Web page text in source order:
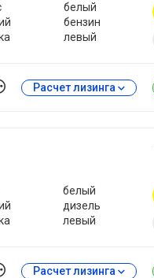
белый
бензин
левый
Овсеенко
Расчет лизинга
белый
дизель
левый
Овсеенко
Расчет лизинга